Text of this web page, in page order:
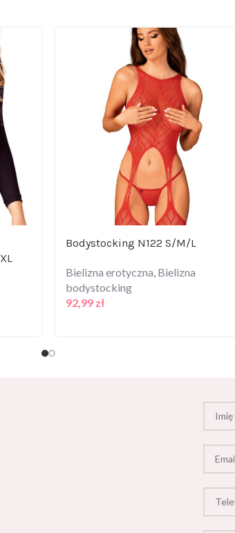
Bodystocking N122 S/M/L
Bielizna erotyczna, Bielizna
bodystocking
92,99 zł